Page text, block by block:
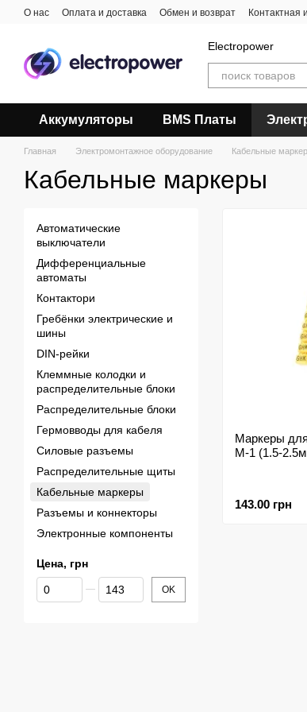
Перейти к основному контенту
О нас Оплата и доставка Обмен и возврат Контактная
Electropower
Аккумуляторы BMS Платы
Главная Электромонтажное оборудование Кабельные
Кабельные маркеры
Маркеры
M-1 (1.5-
143.00 грн
Автоматические
выключатели
Дифференциальные
автоматы
Контактори
Гребёнки электрические и
шины
DIN-рейки
Клеммные колодки и
распределительные блоки
Распределительные блоки
Гермовводы для кабеля
Силовые разъемы
Распределительные щиты
Кабельные маркеры
Разъемы и коннекторы
Электронные компоненты
Цена, грн
От Цена, грн
До Цена, грн OK